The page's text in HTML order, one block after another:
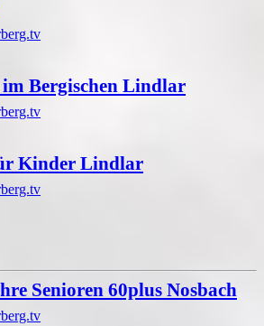
im Bergischen Lindlar
Kinder Lindlar
Senioren 60plus Nosbach